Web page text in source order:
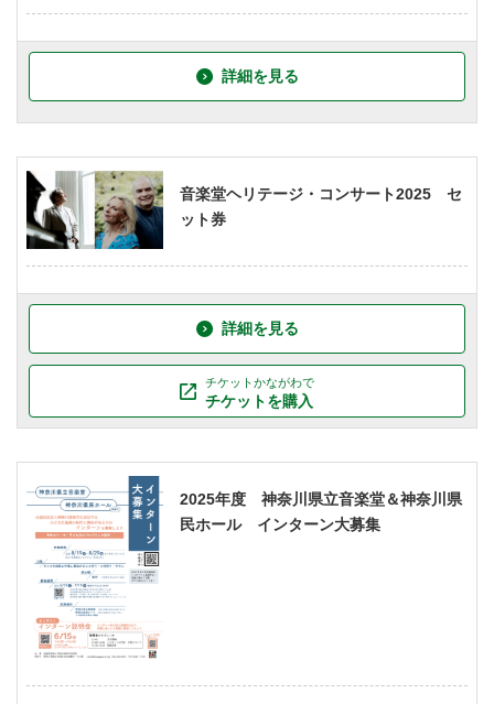
詳細を見る
音楽堂ヘリテージ・コンサート2025 セ
ット券
詳細を見る
チケットかながわで
チケットを購入
2025年度 神奈川県立音楽堂＆神奈川県
民ホール インターン大募集